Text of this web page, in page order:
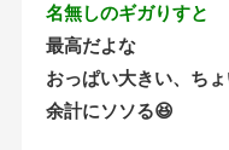
名無しのギガりすと
最高だよな
おっぱい大きい、ち
余計にソソる😆